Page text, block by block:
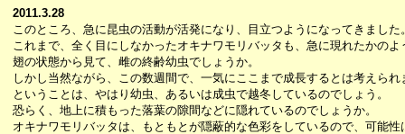
2011.3.28
このところ、急に昆虫の活動が活発になり、目立つようになってきました
これまで、全く目にしなかったオキナワモリバッタも、急に現れたかのよ
翅の状態から見て、雌の終齢幼虫でしょうか。
しかし当然ながら、この数週間で、一気にここまで成長するとは考えられ
ということは、やはり幼虫、あるいは成虫で越冬しているのでしょう。
恐らく、地上に積もった落葉の隙間などに隠れているのでしょうか。
オキナワモリバッタは、もともとが隠蔽的な色彩をしているので、可能